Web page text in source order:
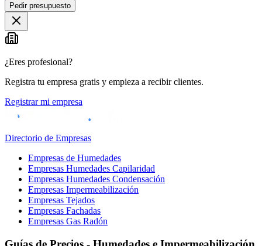
Pedir presupuesto
¿Eres profesional?
Registra tu empresa gratis y empieza a recibir clientes.
Registrar mi empresa
Directorio de Empresas
Empresas de Humedades
Empresas Humedades Capilaridad
Empresas Humedades Condensación
Empresas Impermeabilización
Empresas Tejados
Empresas Fachadas
Empresas Gas Radón